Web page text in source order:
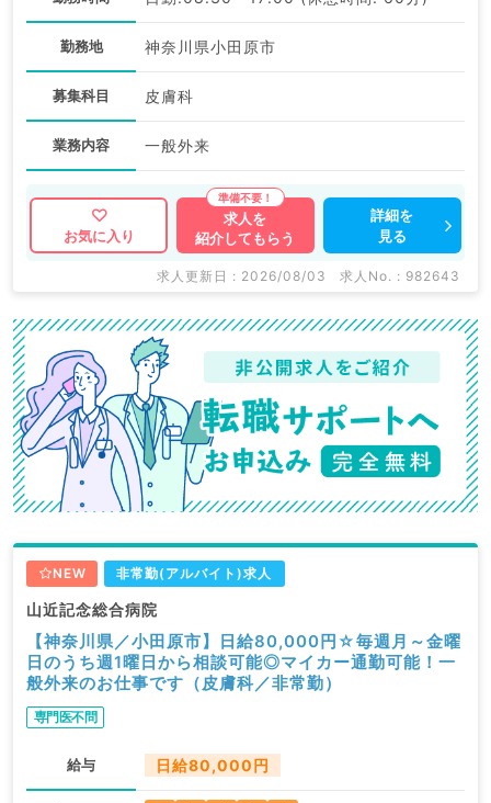
勤務地 神奈川県小田原市
募集科目 皮膚科
業務内容 一般外来
お気に入り
求人を
紹介してもらう
詳細を
見る
求人更新日 : 2026/08/03 求人No. : 982643
NEW 非常勤(アルバイト)求人
山近記念総合病院
【神奈川県／小田原市】日給80,000円☆毎週月～金曜
日のうち週1曜日から相談可能◎マイカー通勤可能！一
般外来のお仕事です（皮膚科／非常勤）
専門医不問
給与 日給80,000円